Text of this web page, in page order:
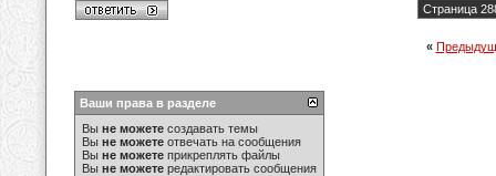
Страница
«
Ваши права в разделе
Вы не можете создавать темы
Вы не можете отвечать на сообщения
Вы не можете прикреплять файлы
Вы не можете редактировать сообщения